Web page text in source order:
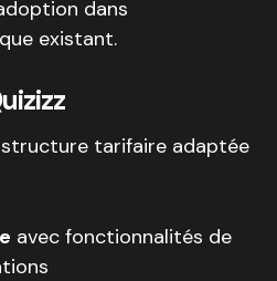
dans
existant.
tarifaire adaptée
avec fonctionnalités de